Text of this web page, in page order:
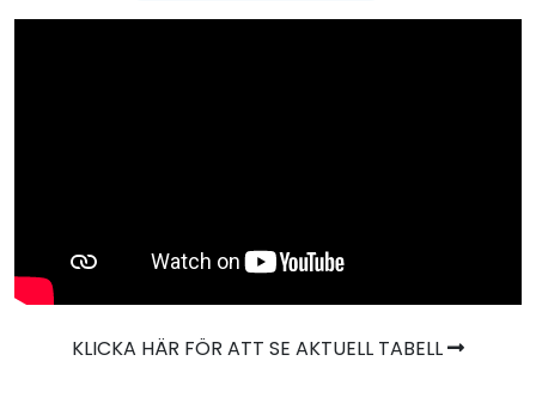
KLICKA HÄR FÖR ATT SE AKTUELL TABELL